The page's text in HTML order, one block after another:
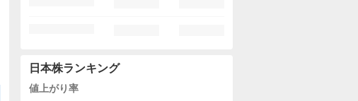
日本株ランキング
値上がり率